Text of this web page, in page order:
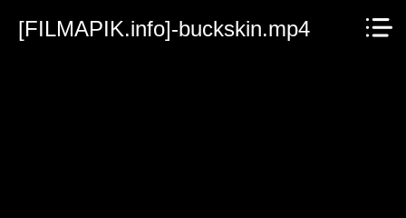
[FILMAPIK.info]-buckskin.mp4